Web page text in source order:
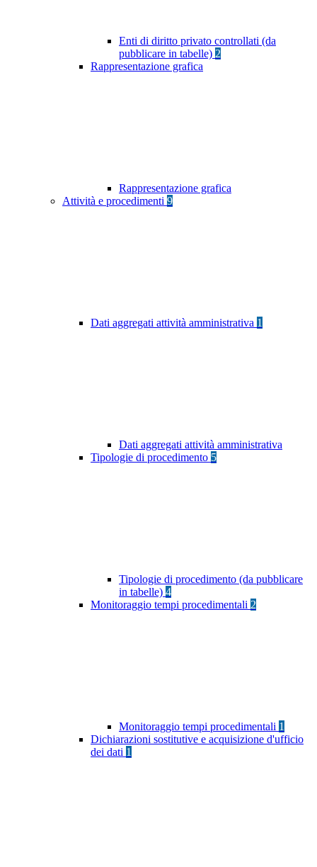
Enti di diritto privato controllati (da
pubblicare in tabelle) 2
Rappresentazione grafica
Rappresentazione grafica
Attività e procedimenti 9
Dati aggregati attività amministrativa 1
Dati aggregati attività amministrativa
Tipologie di procedimento 5
Tipologie di procedimento (da pubblicare
in tabelle) 4
Monitoraggio tempi procedimentali 2
Monitoraggio tempi procedimentali 1
Dichiarazioni sostitutive e acquisizione d'ufficio
dei dati 1